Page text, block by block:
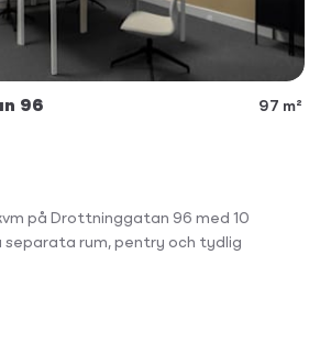
96
97 m²
på Drottninggatan 96 med 10
rum, pentry och tydlig